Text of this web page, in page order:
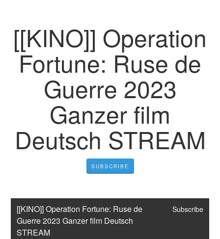
[[KINO]] Operation
Fortune: Ruse de
Guerre 2023
Ganzer film
Deutsch STREAM
SUBSCRIBE
[[KINO]] Operation Fortune: Ruse de
Guerre 2023 Ganzer film Deutsch
STREAM
Subscribe